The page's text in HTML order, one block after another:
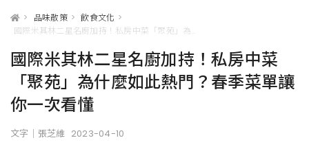
> 品味散策 > 飲食文化 >
國際米其林二星名廚加持！私房中菜
「聚苑」為什麼如此熱門？春季菜單讓
你一次看懂
文字｜張芝維 2023-04-10